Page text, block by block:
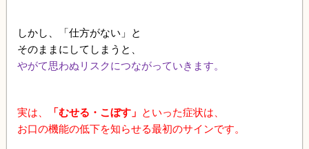
しかし、「仕方がない」と
そのままにしてしまうと、
やがて思わぬリスクにつながっていきます。
実は、 「むせる・こぼす」 といった症状は、
お口の機能の低下を知らせる最初のサインです。